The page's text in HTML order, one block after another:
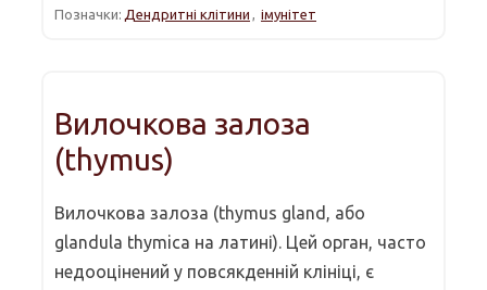
Позначки: Дендритні клітини , імунітет
Вилочкова залоза
(thymus)
Вилочкова залоза (thymus gland, або
glandula thymica на латині). Цей орган, часто
недооцінений у повсякденній клініці, є